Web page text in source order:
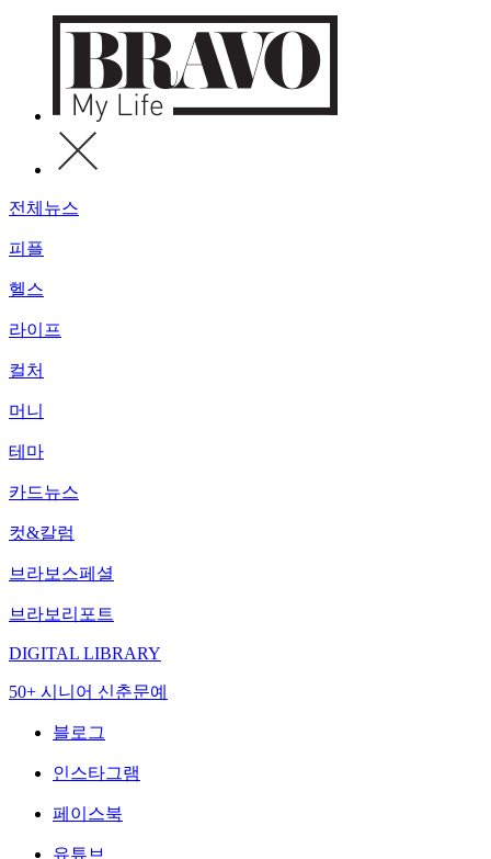
전체뉴스
피플
헬스
라이프
컬처
머니
테마
카드뉴스
컷&칼럼
브라보스페셜
브라보리포트
DIGITAL LIBRARY
50+ 시니어 신춘문예
블로그
인스타그램
페이스북
유튜브